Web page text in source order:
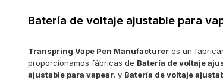
Batería de voltaje ajustable para
Transpring Vape Pen Manufactureres un
proporcionamos fábricas de Batería de voltaje
ajustable para vapear. y Batería de voltaje